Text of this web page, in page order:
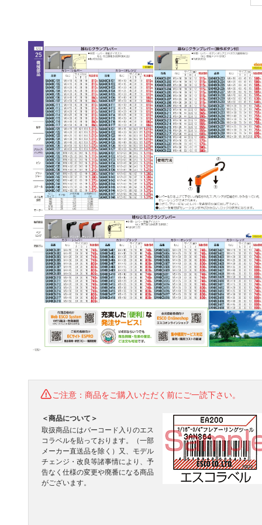
ご注意：商品をご購入いただく前にご一読下さい。
＜商品について＞
取扱商品にはバーコード入りのエス
コラベルを貼っております。（一部
メーカー直送品を除く）又、モデル
チェンジ・改良等諸事情により、予
告なく仕様の変更や廃番になる商品
がございます。